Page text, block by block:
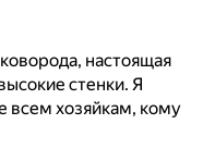
настоящая
стенки. Я
всем хозяйкам, кому